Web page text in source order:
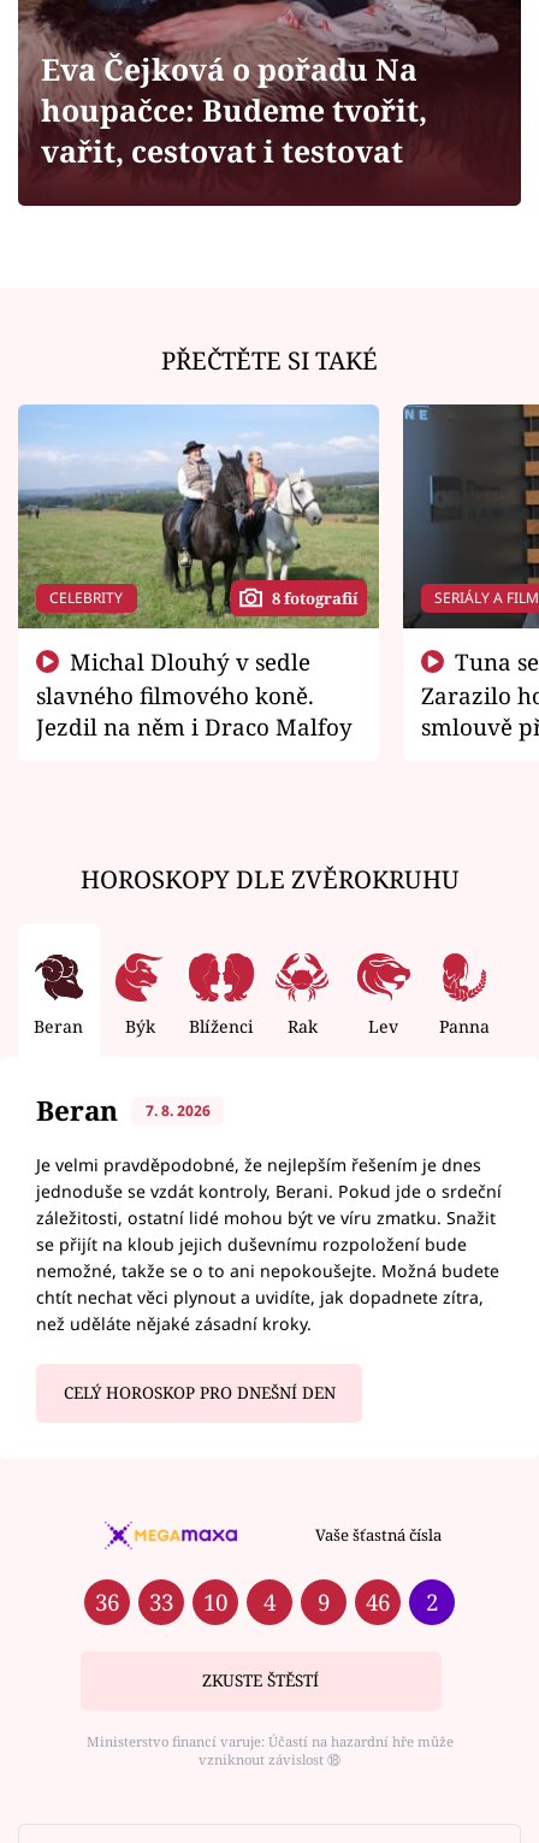
Sledujte prima+
Filmový festival Karlovy Vary
Sledujte nás
Eva Čejková o pořadu Na
houpačce: Budeme tvořit,
vařit, cestovat i testovat
PŘEČTĚTE SI TAKÉ
CELEBRITY 8 fotografií
slavného filmového koně.
Jezdil na něm i Draco Malfoy
SERIÁLY A
Zarazilo
smlouvě
HOROSKOPY DLE ZVĚROKRUHU
Beran Býk Blíženci Rak Lev Panna
Beran 7. 8. 2026
Je velmi pravděpodobné, že nejlepším řešením je dnes
jednoduše se vzdát kontroly, Berani. Pokud jde o srdeční
záležitosti, ostatní lidé mohou být ve víru zmatku. Snažit
se přijít na kloub jejich duševnímu rozpoložení bude
nemožné, takže se o to ani nepokoušejte. Možná budete
chtít nechat věci plynout a uvidíte, jak dopadnete zítra,
než uděláte nějaké zásadní kroky.
CELÝ HOROSKOP PRO DNEŠNÍ DEN
Vaše šťastná čísla
36 33 10 4 9 46 2
ZKUSTE ŠTĚSTÍ
Ministerstvo financí varuje: Účastí na hazardní hře může
vzniknout závislost ⑱